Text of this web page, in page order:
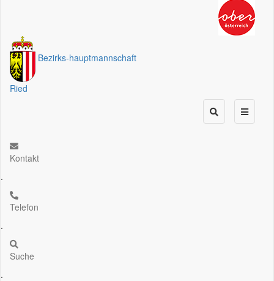
Bezirks-hauptmannschaft
Ried
Kontakt
.
Telefon
.
Suche
.